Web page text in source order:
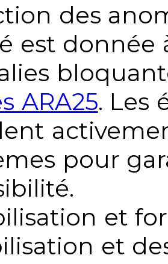
des
est donnée
ARA25. Les
pour
et
et